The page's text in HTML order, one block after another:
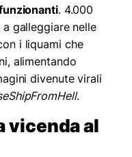
. 4.000
galleggiare nelle
i liquami che
alimentando
divenute virali
.
vicenda al